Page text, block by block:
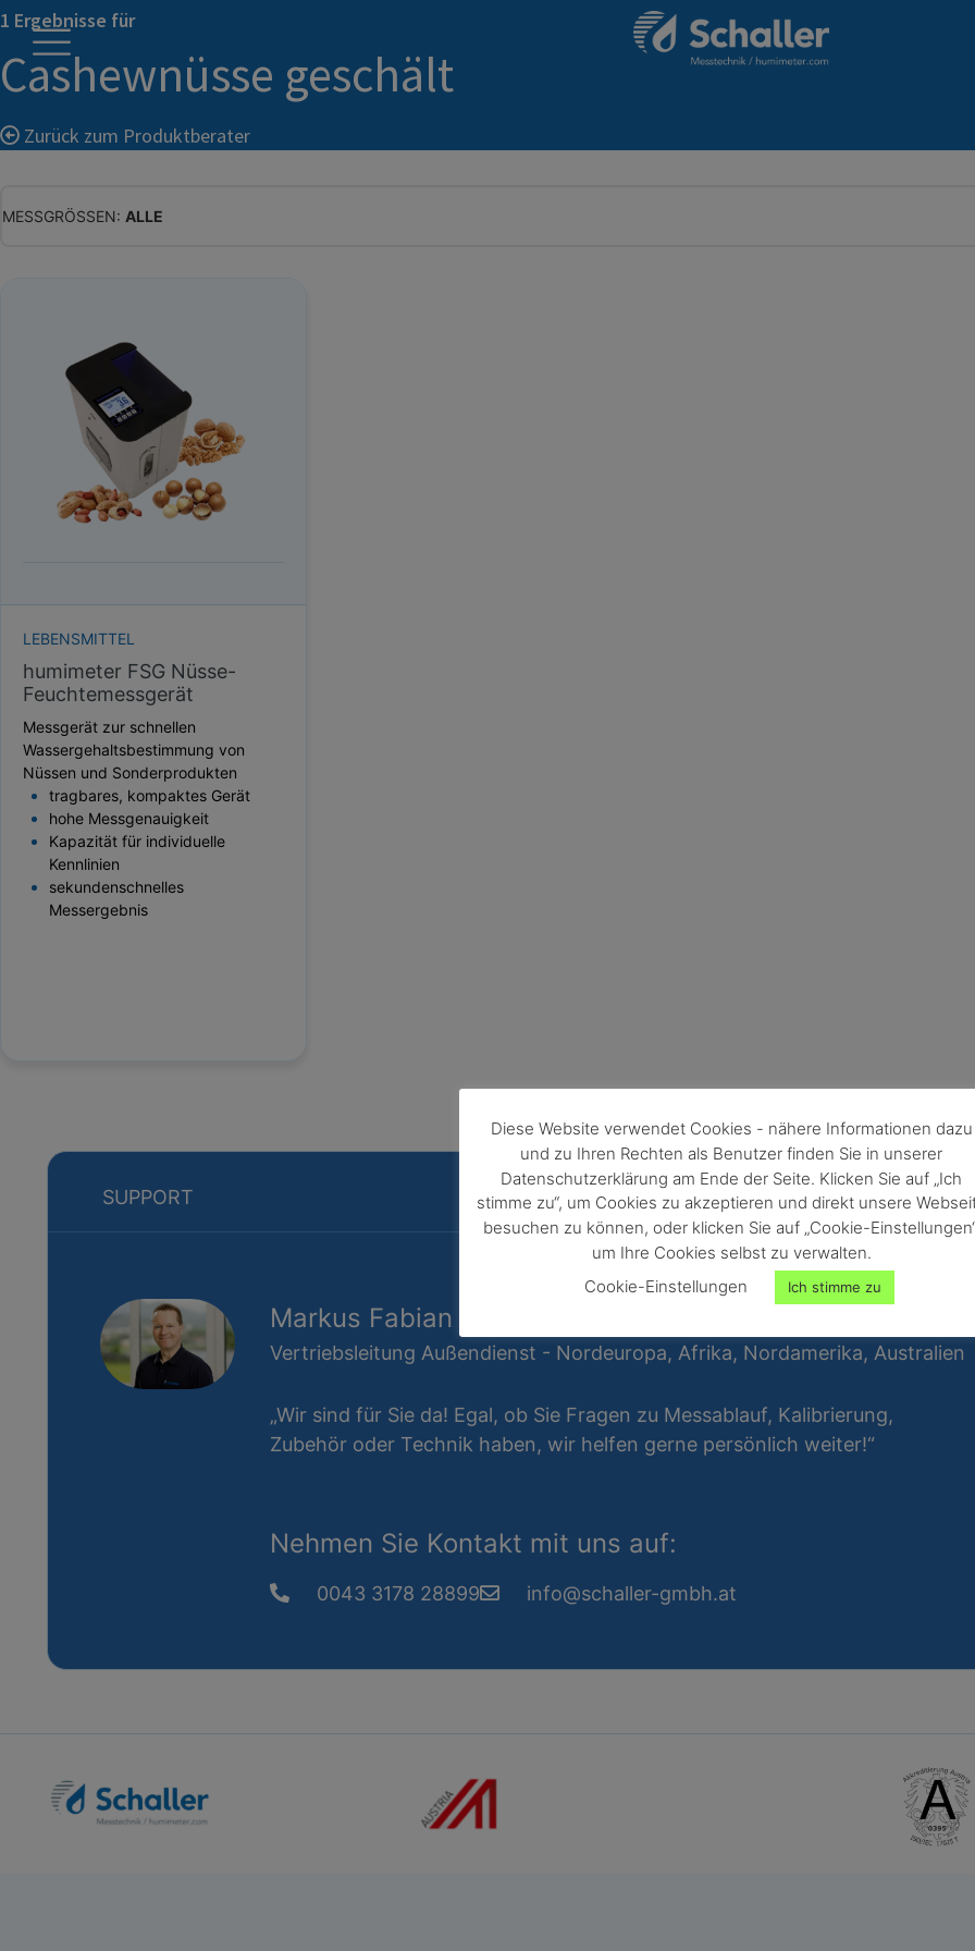
1 Ergebnisse für
Cashewnüsse geschält
Zurück zum Produktberater
MESSGRÖSSEN: ALLE
RELATIVE FEUCHTE
ABSOLUTE FEUCHTE
TEMPERATUR
GLEICHGEWICHTSFEUCHTE
WASSERAKTIVITÄT
TROCKENSUBSTANZ
HEKTOLITERGEWICHT
TAUPUNKT
LEBENSMITTEL
humimeter FSG Nüsse-
Feuchtemessgerät
Messgerät zur schnellen
Wassergehaltsbestimmung von
Nüssen und Sonderprodukten
tragbares, kompaktes Gerät
hohe Messgenauigkeit
Kapazität für individuelle
Kennlinien
sekundenschnelles
Messergebnis
SUPPORT
Markus Fabian
Vertriebsleitung Außendienst - Nordeuropa, Afrika, Nordamerika, Australien
„Wir sind für Sie da! Egal, ob Sie Fragen zu Messablauf, Kalibrierung,
Zubehör oder Technik haben, wir helfen gerne persönlich weiter!“
Nehmen Sie Kontakt mit uns auf:
0043 3178 28899 info@schaller-gmbh.at
Diese Website verwendet Cookies - nähere Informationen dazu
und zu Ihren Rechten als Benutzer finden Sie in unserer
Datenschutzerklärung am Ende der Seite. Klicken Sie auf „Ich
stimme zu“, um Cookies zu akzeptieren und direkt unsere
besuchen zu können, oder klicken Sie auf „Cookie-
um Ihre Cookies selbst zu verwalten.
Cookie-Einstellungen
Ich stimme zu